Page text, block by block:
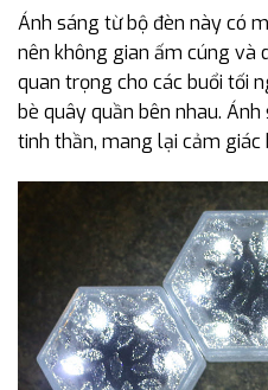
Ánh sáng từ bộ đèn này có
nên không gian ấm cúng và
quan trọng cho các buổi tối
bè quây quần bên nhau.
tinh thần, mang lại cảm giác